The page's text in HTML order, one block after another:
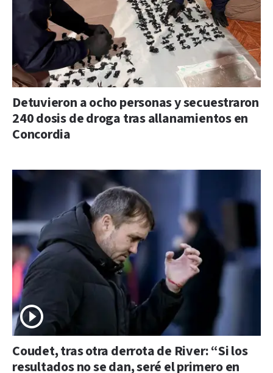
Detuvieron a ocho personas y secuestraron
240 dosis de droga tras allanamientos en
Concordia
Coudet, tras otra derrota de River: “Si los
resultados no se dan, seré el primero en